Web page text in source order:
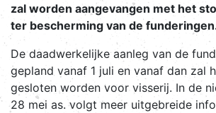
zal worden aangevangen met het
ter bescherming van de
De daadwerkelijke aanleg van de
gepland vanaf 1 juli en vanaf dan zal
gesloten worden voor visserij. In de
28 mei as. volgt meer uitgebreide